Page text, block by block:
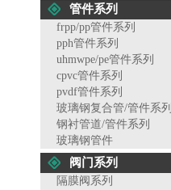
管件系列
frpp/pp管件系列
pph管件系列
uhmwpe/pe管件系列
cpvc管件系列
pvdf管件系列
玻璃钢复合管/管件系列
钢衬管道/管件系列
玻璃钢管件
阀门系列
隔膜阀系列